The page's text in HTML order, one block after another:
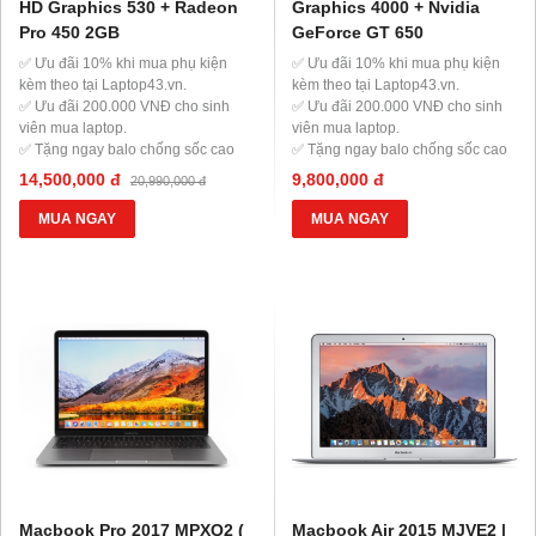
HD Graphics 530 + Radeon
Pro 450 2GB
✅ Ưu đãi 10% khi mua phụ kiện
kèm theo tại Laptop43.vn.
✅ Ưu đãi 200.000 VNĐ cho sinh
viên mua laptop.
✅ Tặng ngay balo chống sốc cao
cấp, chuột không dây, tấm lót
chuột logitech.
✅ Tặng 7 Ngày dùng thử - miễn
phí đổi.
14,500,000 đ 20,990,000 đ
MUA NGAY
Graphics 4000 + Nvidia
GeForce GT 650
✅ Ưu đãi 10% khi mua phụ kiện
kèm theo tại Laptop43.vn.
✅ Ưu đãi 200.000 VNĐ cho sinh
viên mua laptop.
✅ Tặng ngay balo chống sốc cao
cấp, chuột không dây, tấm lót
chuột logitech.
✅ Tặng 7 Ngày dùng thử - miễn
phí đổi.
9,800,000 đ
MUA NGAY
Macbook Pro 2017 MPXQ2 (
Macbook Air 2015 MJVE2 |